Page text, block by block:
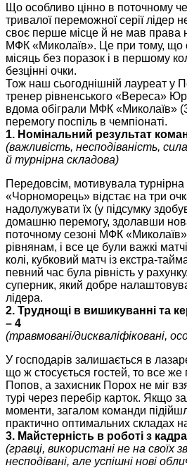
Що особливо цінно в поточному
тривалої переможної серії лідер
своє перше місце й не мав права
МФК «Миколаїв». Це при тому, що
місяць без поразок і в першому
безцінні очки.
Тож наш сьогоднішній лауреат у
тренер рівненського «Вереса»
вдома обіграли МФК «Миколаїв»
перемогу поспіль в чемпіонаті.
1. Номінальний результат
(важливість, несподіваність,
й турнірна складова)
Передовсім, мотивувала турнірна
«Чорноморець» відстає на три
надолужувати їх (у підсумку
домашню перемогу, здолавши
поточному сезоні МФК
рівнянам, і все це були важкі
колі, кубковий матч із екстра-
певний час була рівність у
суперник, який добре
лідера.
2. Труднощі в вишикуванні та
– 4
(травмовані/дискваліфіковані,
У господарів залишається в
що ж стосується гостей, то все же
Попов, а захисник Порох не міг
турі через перебір карток. Якщо
моменти, загалом команди
практично оптимальних складах
3. Майстерність в роботі з
(гравці, використані не на своїх
несподівані, але успішні нові